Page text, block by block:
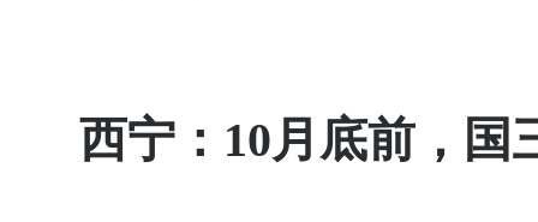
西宁：10月底前，国